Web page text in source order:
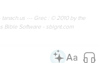
--- Grec : © 2010 by the
Bible Software - sblgnt.com